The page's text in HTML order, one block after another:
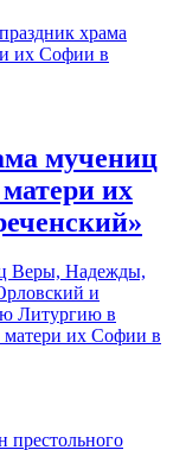
мучениц
их
Веры, Надежды,
и
Литургию в
их Софии в